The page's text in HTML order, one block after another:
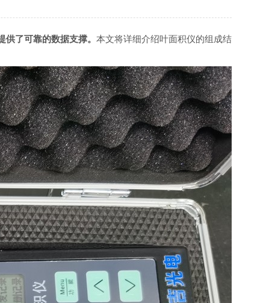
供了可靠的数据支撑。 本文将详细介绍叶面积仪的组成结